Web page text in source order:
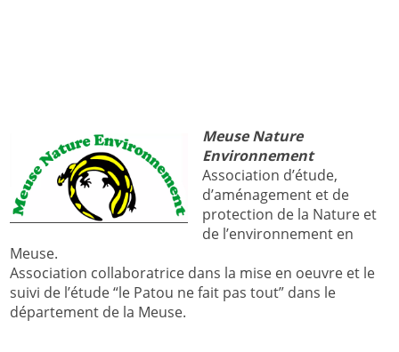
Meuse Nature
Environnement
Association d’étude,
d’aménagement et de
protection de la Nature et
de l’environnement en
Meuse.
Association collaboratrice dans la mise en oeuvre et le
suivi de l’étude “le Patou ne fait pas tout” dans le
département de la Meuse.